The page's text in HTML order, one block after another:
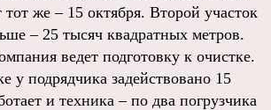
тот же – 15 октября. Второй участок
– 25 тысяч квадратных метров.
ведет подготовку к очистке.
у подрядчика задействовано 15
и техника – по два погрузчика